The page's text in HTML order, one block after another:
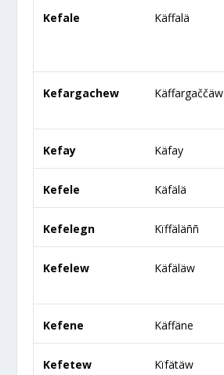
Kefale Käffalä
Kefargachew Käffargaččäw
Kefay Käfay
Kefele Käfälä
Kefelegn Kïffäläññ
Kefelew Käfäläw
Kefene Käffäne
Kefetew Kïfätäw